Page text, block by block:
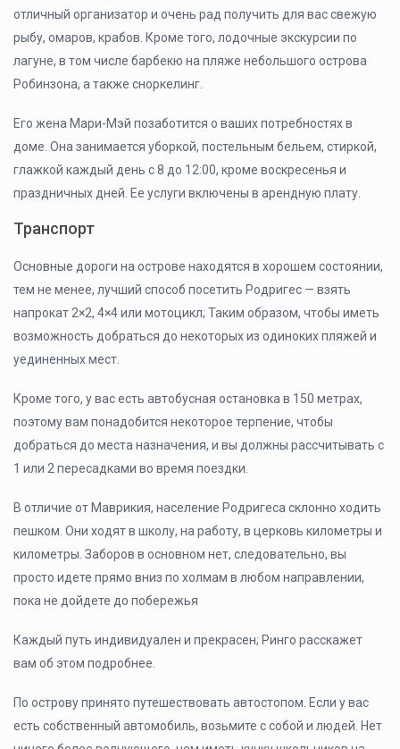
отличный организатор и очень рад получить для вас свежую
рыбу, омаров, крабов. Кроме того, лодочные экскурсии по
лагуне, в том числе барбекю на пляже небольшого острова
Робинзона, а также сноркелинг.
Его жена Мари-Мэй позаботится о ваших потребностях в
доме. Она занимается уборкой, постельным бельем, стиркой,
глажкой каждый день с 8 до 12:00, кроме воскресенья и
праздничных дней. Ее услуги включены в арендную плату.
Транспорт
Основные дороги на острове находятся в хорошем состоянии,
тем не менее, лучший способ посетить Родригес — взять
напрокат 2×2, 4×4 или мотоцикл; Таким образом, чтобы иметь
возможность добраться до некоторых из одиноких пляжей и
уединенных мест.
Кроме того, у вас есть автобусная остановка в 150 метрах,
поэтому вам понадобится некоторое терпение, чтобы
добраться до места назначения, и вы должны рассчитывать с
1 или 2 пересадками во время поездки.
В отличие от Маврикия, население Родригеса склонно ходить
пешком. Они ходят в школу, на работу, в церковь километры и
километры. Заборов в основном нет, следовательно, вы
просто идете прямо вниз по холмам в любом направлении,
пока не дойдете до побережья
Каждый путь индивидуален и прекрасен; Ринго расскажет
вам об этом подробнее.
По острову принято путешествовать автостопом. Если у вас
есть собственный автомобиль, возьмите с собой и людей. Нет